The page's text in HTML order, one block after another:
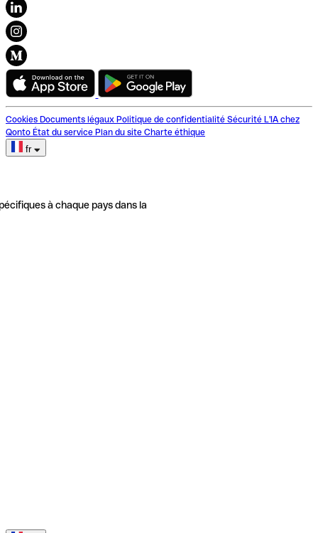
Cookies Documents légaux Politique de confidentialité Sécurité L'IA chez
Qonto État du service Plan du site Charte éthique
fr
à chaque pays dans la